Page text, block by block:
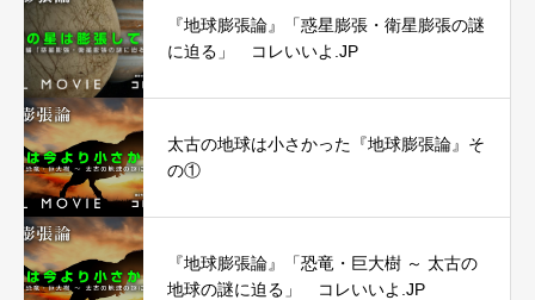
『地球膨張論』「惑星膨張・衛星膨張の謎
に迫る」 コレいいよ.JP
太古の地球は小さかった『地球膨張論』そ
の①
『地球膨張論』「恐竜・巨大樹 ～ 太古の
地球の謎に迫る」 コレいいよ.JP